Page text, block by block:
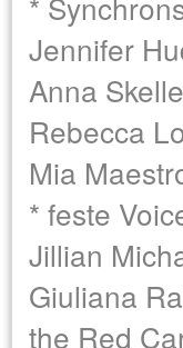
Jennifer
Anna
Rebecca
Mia
* feste
Jillian
Giuliana
the Red